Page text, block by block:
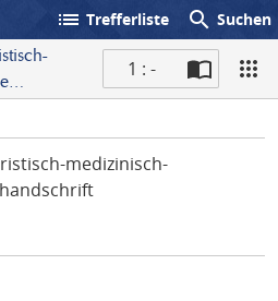
list Trefferliste search Suchen
1 : -
medizinisch-